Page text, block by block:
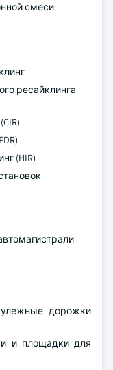
смеси
ресайклинга
(HIR)
дорожки
и площадки для